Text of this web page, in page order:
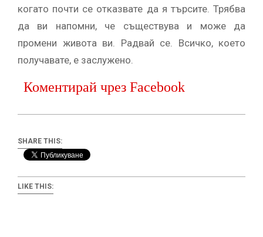
когато почти се отказвате да я търсите. Трябва
да ви напомни, че съществува и може да
промени живота ви. Радвай се. Всичко, което
получавате, е заслужено.
Коментирай чрез Facebook
SHARE THIS:
LIKE THIS: